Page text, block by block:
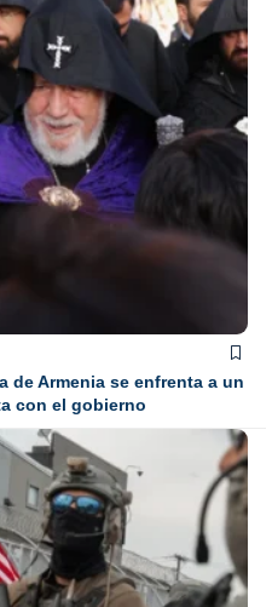
de Armenia se enfrenta a un
con el gobierno